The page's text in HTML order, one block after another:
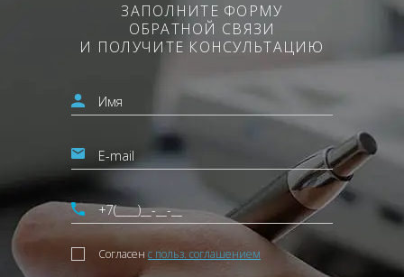
ЗАПОЛНИТЕ ФОРМУ
ОБРАТНОЙ СВЯЗИ
И ПОЛУЧИТЕ КОНСУЛЬТАЦИЮ
Согласен с польз. соглашением